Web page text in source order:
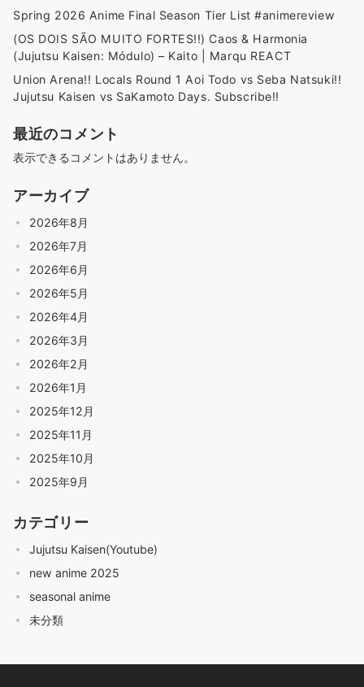
Spring 2026 Anime Final Season Tier List #animereview
(OS DOIS SÃO MUITO FORTES!!) Caos & Harmonia
(Jujutsu Kaisen: Módulo) – Kaito | Marqu REACT
Union Arena!! Locals Round 1 Aoi Todo vs Seba Natsuki!!
Jujutsu Kaisen vs SaKamoto Days. Subscribe!!
最近のコメント
表示できるコメントはありません。
アーカイブ
2026年8月
2026年7月
2026年6月
2026年5月
2026年4月
2026年3月
2026年2月
2026年1月
2025年12月
2025年11月
2025年10月
2025年9月
カテゴリー
Jujutsu Kaisen(Youtube)
new anime 2025
seasonal anime
未分類